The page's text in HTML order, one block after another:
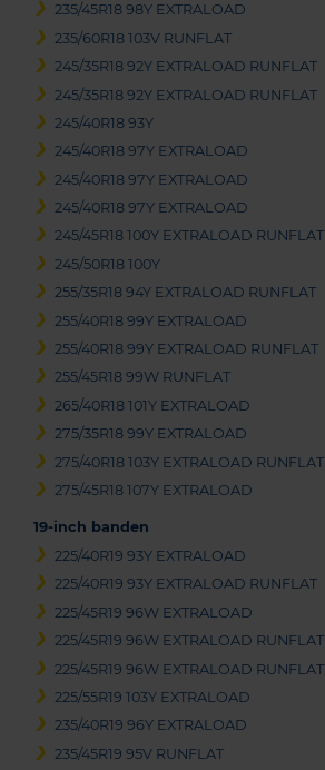
235/45R18 98Y EXTRALOAD
235/60R18 103V RUNFLAT
245/35R18 92Y EXTRALOAD RUNFLAT
245/35R18 92Y EXTRALOAD RUNFLAT
245/40R18 93Y
245/40R18 97Y EXTRALOAD
245/40R18 97Y EXTRALOAD
245/40R18 97Y EXTRALOAD
245/45R18 100Y EXTRALOAD RUNFLAT
245/50R18 100Y
255/35R18 94Y EXTRALOAD RUNFLAT
255/40R18 99Y EXTRALOAD
255/40R18 99Y EXTRALOAD RUNFLAT
255/45R18 99W RUNFLAT
265/40R18 101Y EXTRALOAD
275/35R18 99Y EXTRALOAD
275/40R18 103Y EXTRALOAD RUNFLAT
275/45R18 107Y EXTRALOAD
19-inch banden
225/40R19 93Y EXTRALOAD
225/40R19 93Y EXTRALOAD RUNFLAT
225/45R19 96W EXTRALOAD
225/45R19 96W EXTRALOAD RUNFLAT
225/45R19 96W EXTRALOAD RUNFLAT
225/55R19 103Y EXTRALOAD
235/40R19 96Y EXTRALOAD
235/45R19 95V RUNFLAT